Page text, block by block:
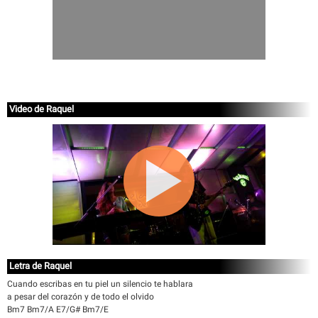
Video de Raquel
Letra de Raquel
Cuando escribas en tu piel un silencio te hablara
a pesar del corazón y de todo el olvido
Bm7 Bm7/A E7/G# Bm7/E